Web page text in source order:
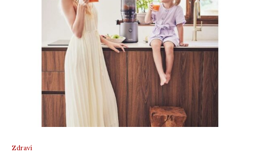
Zdraví